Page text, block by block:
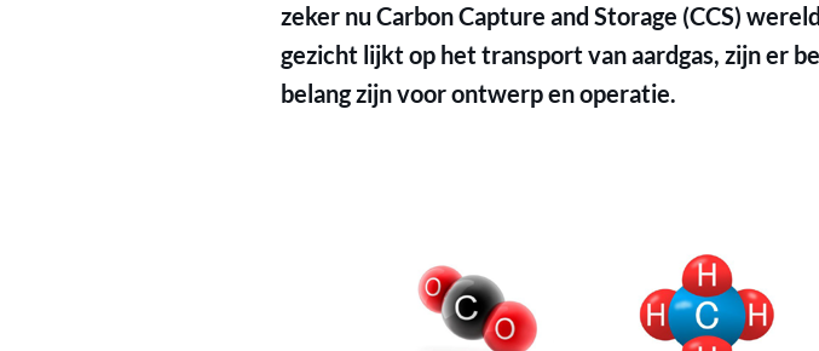
zeker nu Carbon Capture and Storage (CCS)
gezicht lijkt op het transport van aardgas, zijn er
belang zijn voor ontwerp en operatie.